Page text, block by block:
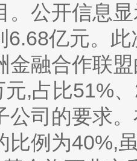
。公开信息
6.68亿元。
金融合作联
,占比51%
公司的要求
比例为40%,